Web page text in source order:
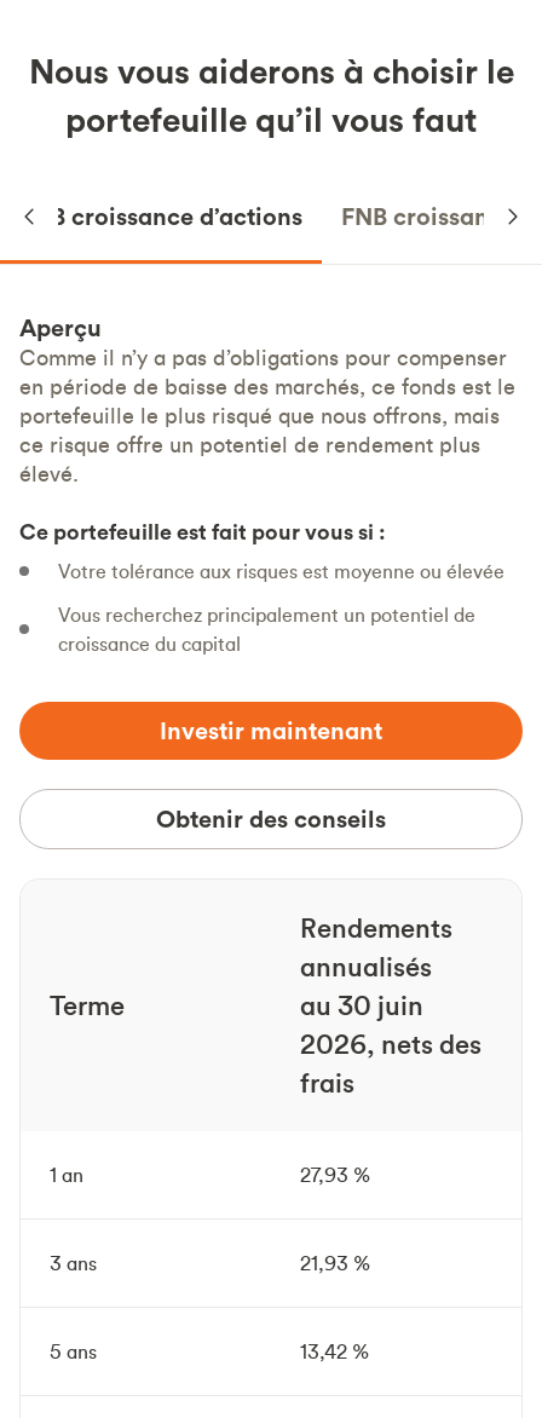
Nous vous aiderons à choisir le
portefeuille qu’il vous faut
FNB croissance d’actions FNB croissance
Aperçu
Comme il n’y a pas d’obligations pour compenser
en période de baisse des marchés, ce fonds est le
portefeuille le plus risqué que nous offrons, mais
ce risque offre un potentiel de rendement plus
élevé.
Ce portefeuille est fait pour vous si :
Votre tolérance aux risques est moyenne ou élevée
Vous recherchez principalement un potentiel de
croissance du capital
Investir maintenant
Obtenir des conseils
Terme
Rendements
annualisés
au 30 juin
2026, nets des
frais
1 an 27,93 %
3 ans 21,93 %
5 ans 13,42 %